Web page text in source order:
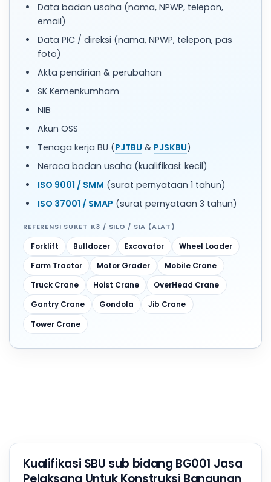
Data badan usaha (nama, NPWP, telepon,
email)
Data PIC / direksi (nama, NPWP, telepon, pas
foto)
Akta pendirian & perubahan
SK Kemenkumham
NIB
Akun OSS
Tenaga kerja BU (PJTBU & PJSKBU)
Neraca badan usaha (kualifikasi: kecil)
ISO 9001 / SMM (surat pernyataan 1 tahun)
ISO 37001 / SMAP (surat pernyataan 3 tahun)
REFERENSI SUKET K3 / SILO / SIA (ALAT)
Forklift Bulldozer Excavator
Wheel Loader
Farm Tractor
Motor Grader
Mobile Crane
Truck Crane
Hoist Crane
OverHead Crane
Gantry Crane
Gondola
Jib Crane
Tower Crane
Kualifikasi SBU sub bidang BG001 Jasa